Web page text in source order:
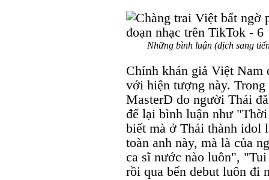
Những bình luận (dịch sang
Chính khán giả Việt Nam
với hiện tượng này.
MasterD do người Thái
để lại bình luận như
biết mà ở Thái thành idol
toàn anh này, mà là của
ca sĩ nước nào luôn",
rồi qua bển debut luôn đi